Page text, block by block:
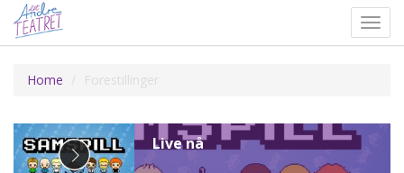
Home Forestillinger